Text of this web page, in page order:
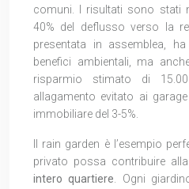
comuni. I risultati sono stati
40% del deflusso verso la
presentata in assemblea,
benefici ambientali, ma
risparmio stimato di
allagamento evitato ai
immobiliare del 3-5%.
Il rain garden è l’esempio
privato possa contribuire
intero quartiere. Ogni